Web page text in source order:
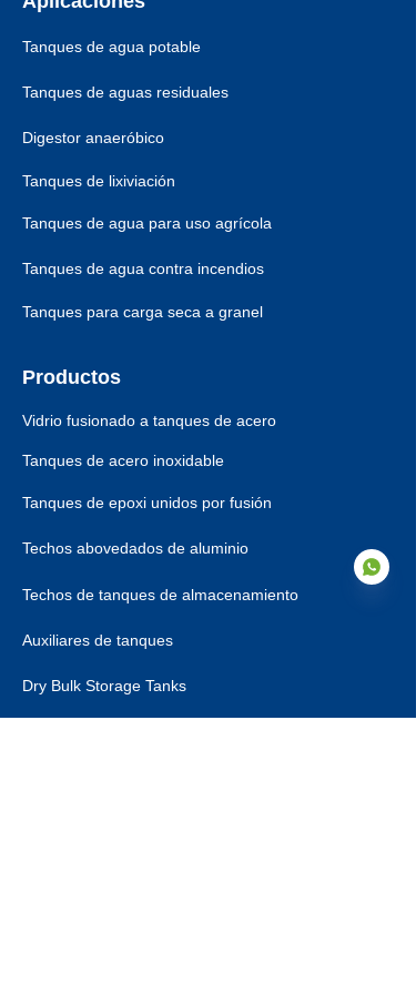
Tanques de agua potable
Tanques de aguas residuales
Digestor anaeróbico
Tanques de lixiviación
Tanques de agua para uso agrícola
Tanques de agua contra incendios
Tanques para carga seca a granel
Productos
Vidrio fusionado a tanques de acero
Tanques de acero inoxidable
Tanques de epoxi unidos por fusión
Techos abovedados de aluminio
Techos de tanques de almacenamiento
Auxiliares de tanques
Dry Bulk Storage Tanks
ES